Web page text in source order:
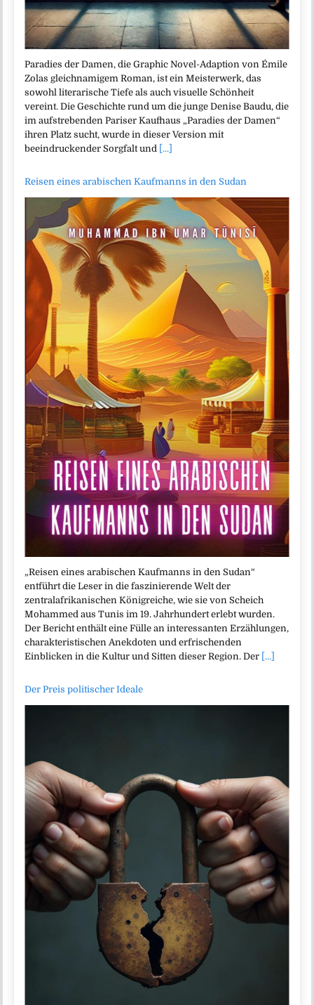
Paradies der Damen, die Graphic Novel-Adaption von Émile
Zolas gleichnamigem Roman, ist ein Meisterwerk, das
sowohl literarische Tiefe als auch visuelle Schönheit
vereint. Die Geschichte rund um die junge Denise Baudu, die
im aufstrebenden Pariser Kaufhaus „Paradies der Damen“
ihren Platz sucht, wurde in dieser Version mit
beeindruckender Sorgfalt und [...]
Reisen eines arabischen Kaufmanns in den Sudan
„Reisen eines arabischen Kaufmanns in den Sudan“
entführt die Leser in die faszinierende Welt der
zentralafrikanischen Königreiche, wie sie von Scheich
Mohammed aus Tunis im 19. Jahrhundert erlebt wurden.
Der Bericht enthält eine Fülle an interessanten Erzählungen,
charakteristischen Anekdoten und erfrischenden
Einblicken in die Kultur und Sitten dieser Region. Der [...]
Der Preis politischer Ideale